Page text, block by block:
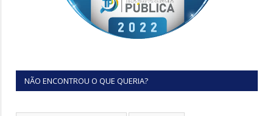
NÃO ENCONTROU O QUE QUERIA?